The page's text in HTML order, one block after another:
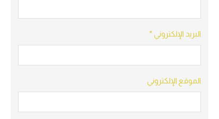
البريد الإلكتروني *
الموقع الإلكتروني